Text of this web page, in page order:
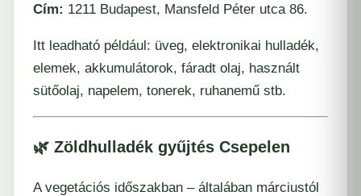
Cím: 1211 Budapest, Mansfeld Péter utca 86.
Itt leadható például: üveg, elektronikai hulladék,
elemek, akkumulátorok, fáradt olaj, használt
sütőolaj, napelem, tonerek, ruhanemű stb.
🌿 Zöldhulladék gyűjtés Csepelen
A vegetációs időszakban – általában márciustól